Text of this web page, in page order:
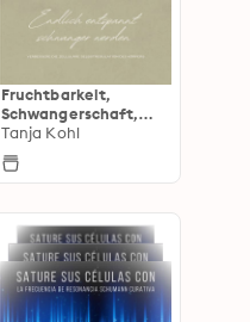
Fruchtbarkeit,
Schwangerschaft,
Kinderwunsch,
Geburt
Tanja Kohl